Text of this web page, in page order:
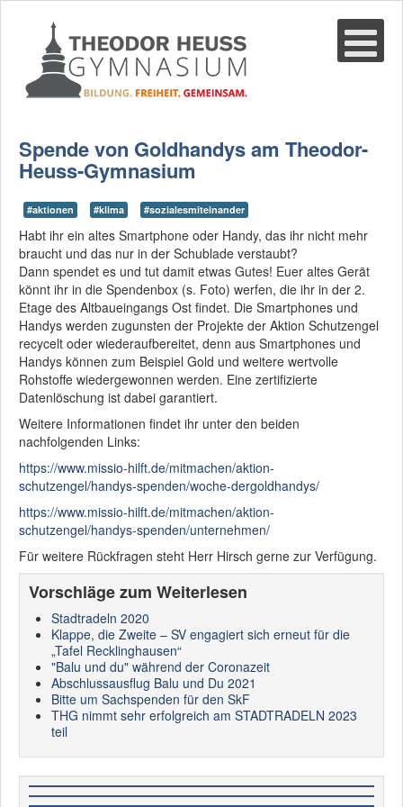
Spende von Goldhandys am Theodor-
Heuss-Gymnasium
#aktionen #klima #sozialesmiteinander
Habt ihr ein altes Smartphone oder Handy, das ihr nicht mehr
braucht und das nur in der Schublade verstaubt?
Dann spendet es und tut damit etwas Gutes! Euer altes Gerät
könnt ihr in die Spendenbox (s. Foto) werfen, die ihr in der 2.
Etage des Altbaueingangs Ost findet. Die Smartphones und
Handys werden zugunsten der Projekte der Aktion Schutzengel
recycelt oder wiederaufbereitet, denn aus Smartphones und
Handys können zum Beispiel Gold und weitere wertvolle
Rohstoffe wiedergewonnen werden. Eine zertifizierte
Datenlöschung ist dabei garantiert.
Weitere Informationen findet ihr unter den beiden
nachfolgenden Links:
https://www.missio-hilft.de/mitmachen/aktion-
schutzengel/handys-spenden/woche-dergoldhandys/
https://www.missio-hilft.de/mitmachen/aktion-
schutzengel/handys-spenden/unternehmen/
Für weitere Rückfragen steht Herr Hirsch gerne zur Verfügung.
Vorschläge zum Weiterlesen
Stadtradeln 2020
Klappe, die Zweite – SV engagiert sich erneut für die
„Tafel Recklinghausen“
"Balu und du" während der Coronazeit
Abschlussausflug Balu und Du 2021
Bitte um Sachspenden für den SkF
THG nimmt sehr erfolgreich am STADTRADELN 2023
teil